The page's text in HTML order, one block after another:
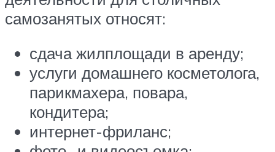
самозанятых относят:
сдача жилплощади в аренду;
услуги домашнего косметолога,
парикмахера, повара,
кондитера;
интернет-фриланс;